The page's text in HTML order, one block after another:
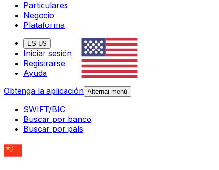
Particulares
Negocio
Plataforma
ES-US
Iniciar sesión
Registrarse
Ayuda
Obtenga la aplicación Alternar menú
SWIFT/BIC
Buscar por banco
Buscar por país